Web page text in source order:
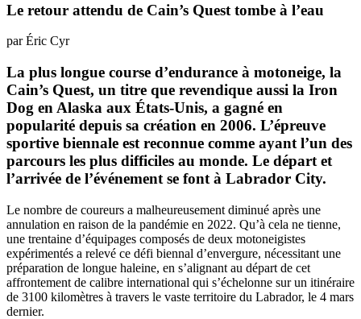
Le retour attendu de Cain’s Quest tombe à l’eau
par Éric Cyr
La plus longue course d’endurance à motoneige, la
Cain’s Quest, un titre que revendique aussi la Iron
Dog en Alaska aux États-Unis, a gagné en
popularité depuis sa création en 2006. L’épreuve
sportive biennale est reconnue comme ayant l’un des
parcours les plus difficiles au monde. Le départ et
l’arrivée de l’événement se font à Labrador City.
Le nombre de coureurs a malheureusement diminué après une
annulation en raison de la pandémie en 2022. Qu’à cela ne tienne,
une trentaine d’équipages composés de deux motoneigistes
expérimentés a relevé ce défi biennal d’envergure, nécessitant une
préparation de longue haleine, en s’alignant au départ de cet
affrontement de calibre international qui s’échelonne sur un itinéraire
de 3100 kilomètres à travers le vaste territoire du Labrador, le 4 mars
dernier.